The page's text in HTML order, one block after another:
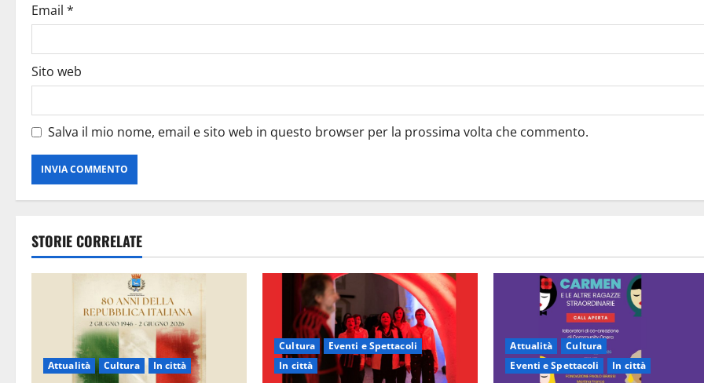
Email *
Sito web
Salva il mio nome, email e sito web in questo browser per la prossima volta che commento.
STORIE CORRELATE
Attualità Cultura In città
Cultura
Eventi e Spettacoli
In città
Attualità
Cultura
Eventi e Spettacoli
In città